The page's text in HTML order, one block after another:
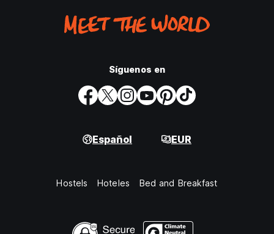
Síguenos en
Español EUR
Hostels Hoteles Bed and Breakfast